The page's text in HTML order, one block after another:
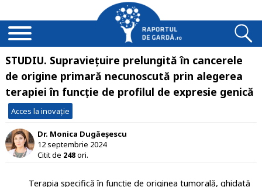
STUDIU. Supraviețuire prelungită în cancerele
de origine primară necunoscută prin alegerea
terapiei în funcție de profilul de expresie genică
Acces la inovație
Dr. Monica Dugăeșescu
12 septembrie 2024
Citit de 248ori.
Terapia specifică în funcţie de originea tumorală, ghidată